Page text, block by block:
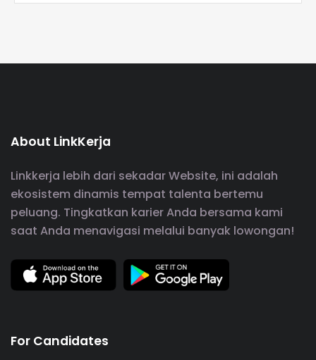
About LinkKerja
Linkkerja lebih dari sekadar Website, ini adalah
ekosistem dinamis tempat talenta bertemu
peluang. Tingkatkan karier Anda bersama kami
saat Anda menavigasi melalui banyak lowongan!
For Candidates